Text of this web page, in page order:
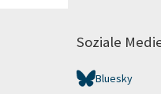
Soziale
Bluesky